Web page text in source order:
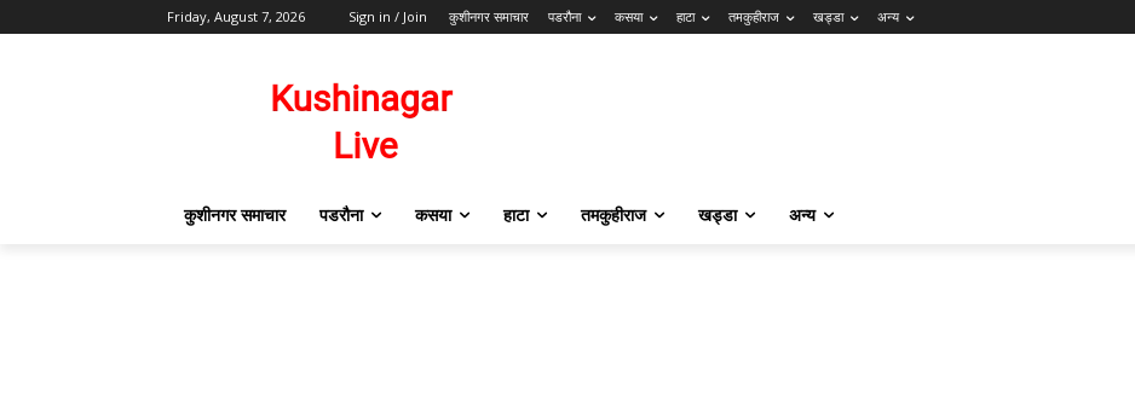
Friday, August 7, 2026 Sign in / Join कुशीनगर समाचार पडरौना कसया हाटा तमकुहीराज खड्डा अन्य
कुशीनगर समाचार पडरौना कसया हाटा तमकुहीराज खड्डा अन्य